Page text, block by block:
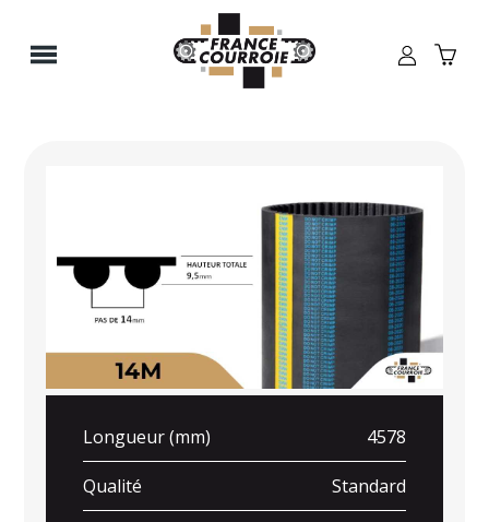
Longueur (mm) 4578
Qualité Standard
Panneau de gestion des cookies